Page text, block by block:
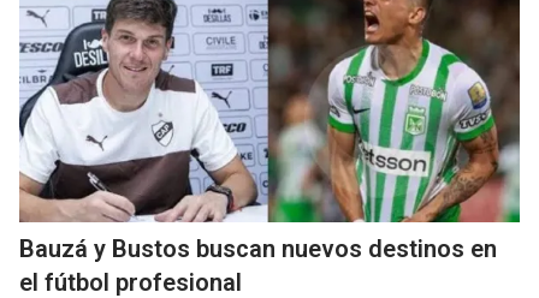
Bauzá y Bustos buscan nuevos destinos en
el fútbol profesional